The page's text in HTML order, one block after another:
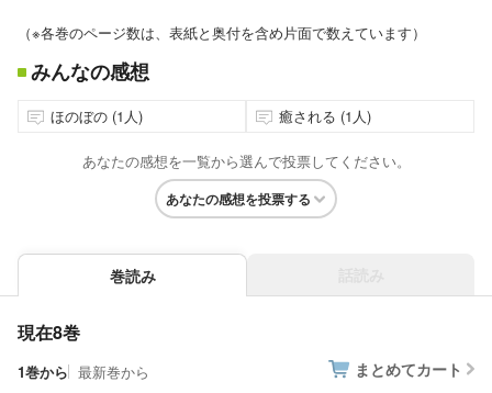
（※各巻のページ数は、表紙と奥付を含め片面で数えています）
みんなの感想
ほのぼの (1人) 癒される (1人)
あなたの感想を一覧から選んで投票してください。
あなたの感想を投票する
巻読み
現在8巻
1巻から 最新巻から まとめてカート